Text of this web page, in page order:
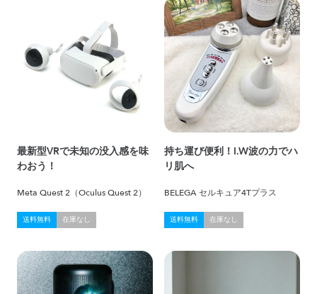
最新型VRで未知の没入感を味
わおう！
Meta Quest 2（Oculus Quest 2）
送料無料 在庫なし
持ち運び便利！I.W波の力でハ
リ肌へ
BELEGA セルキュア4Tプラス
送料無料 在庫なし